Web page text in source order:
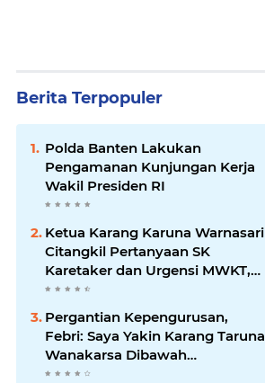
Berita Terpopuler
Polda Banten Lakukan
Pengamanan Kunjungan Kerja
Wakil Presiden RI
Ketua Karang Karuna Warnasari
Citangkil Pertanyaan SK
Karetaker dan Urgensi MWKT,
Saat Suasana Berduka
Pergantian Kepengurusan,
Febri: Saya Yakin Karang Taruna
Wanakarsa Dibawah
Kepemimpinan Bung Entus